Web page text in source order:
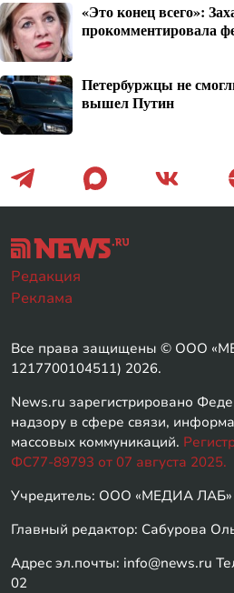
«Это конец всего»:
прокомментировала
Петербуржцы не
вышел Путин
Редакция
Реклама
Все права защищены © ООО
1217700104511) 2026.
News.ru зарегистрировано
надзору в сфере связи,
массовых коммуникаций.
ФС77-89793 от 07 августа 2025.
Учредитель: ООО «МЕДИА ЛАБ»
Главный редактор: Сабурова
Адрес эл.почты: info@news.ru
02